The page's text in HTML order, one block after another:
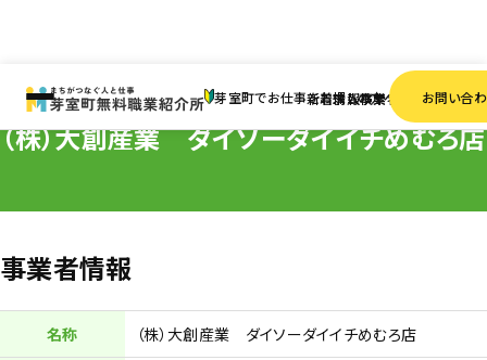
芽室町でお仕事をお探しの方へ
新着情報求人検索事業者一覧お問い合
（株）大創産業 ダイソーダイイチめむろ店
事業者情報
名称 （株）大創産業 ダイソーダイイチめむろ店